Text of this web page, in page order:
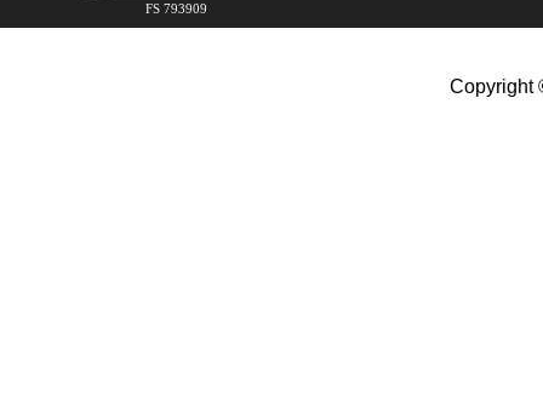
FS 793909
Copyright